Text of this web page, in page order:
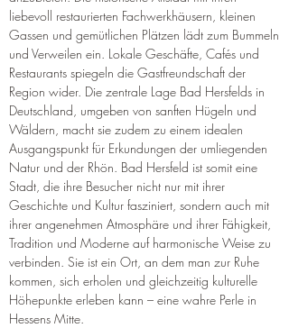
liebevoll restaurierten Fachwerkhäusern, kleinen
Gassen und gemütlichen Plätzen lädt zum Bummeln
und Verweilen ein. Lokale Geschäfte, Cafés und
Restaurants spiegeln die Gastfreundschaft der
Region wider. Die zentrale Lage Bad Hersfelds in
Deutschland, umgeben von sanften Hügeln und
Wäldern, macht sie zudem zu einem idealen
Ausgangspunkt für Erkundungen der umliegenden
Natur und der Rhön. Bad Hersfeld ist somit eine
Stadt, die ihre Besucher nicht nur mit ihrer
Geschichte und Kultur fasziniert, sondern auch mit
ihrer angenehmen Atmosphäre und ihrer Fähigkeit,
Tradition und Moderne auf harmonische Weise zu
verbinden. Sie ist ein Ort, an dem man zur Ruhe
kommen, sich erholen und gleichzeitig kulturelle
Höhepunkte erleben kann – eine wahre Perle in
Hessens Mitte.